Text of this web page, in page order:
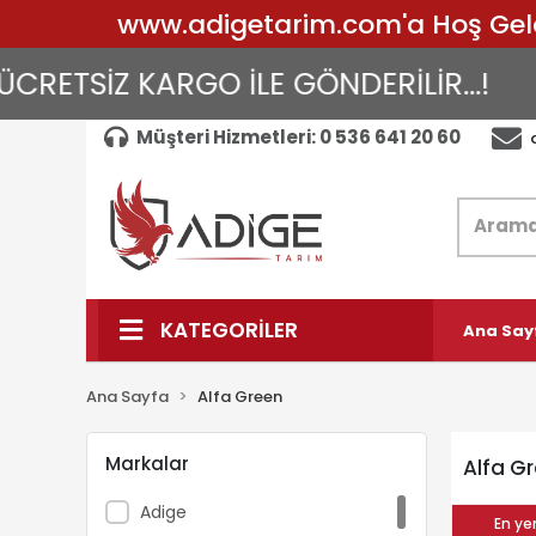
www.adigetarim.com'a Hoş
KARGO İLE GÖNDERİLİR...!
Müşteri Hizmetleri: 0 536 641 20 60
KATEGORİLER Ana
Ana Sayfa Alfa Green
Markalar
Adige
Alfa
En